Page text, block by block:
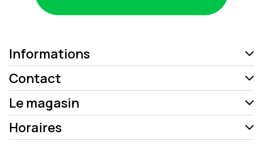
Informations
Contact
Le magasin
Horaires